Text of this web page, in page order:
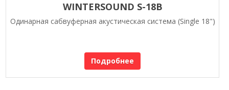
WINTERSOUND S-18B
Одинарная сабвуферная акустическая система (Single 18")
Подробнее